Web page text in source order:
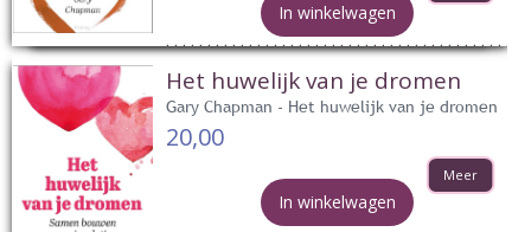
In winkelwagen
Het huwelijk van je dromen
Gary Chapman - Het huwelijk van je dromen
20,00
Meer
In winkelwagen